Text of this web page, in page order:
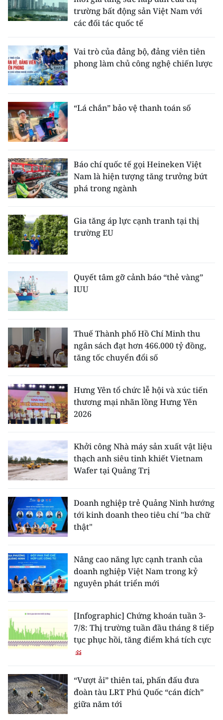
trường bất động sản Việt Nam với
các đối tác quốc tế
Vai trò của đảng bộ, đảng viên tiên
phong làm chủ công nghệ chiến lược
“Lá chắn” bảo vệ thanh toán số
Báo chí quốc tế gọi Heineken Việt
Nam là hiện tượng tăng trưởng bứt
phá trong ngành
Gia tăng áp lực cạnh tranh tại thị
trường EU
Quyết tâm gỡ cảnh báo “thẻ vàng”
IUU
Thuế Thành phố Hồ Chí Minh thu
ngân sách đạt hơn 466.000 tỷ đồng,
tăng tốc chuyển đổi số
Hưng Yên tổ chức lễ hội và xúc tiến
thương mại nhãn lồng Hưng Yên
2026
Khởi công Nhà máy sản xuất vật liệu
thạch anh siêu tinh khiết Vietnam
Wafer tại Quảng Trị
Doanh nghiệp trẻ Quảng Ninh hướng
tới kinh doanh theo tiêu chí "ba chữ
thật"
Nâng cao năng lực cạnh tranh của
doanh nghiệp Việt Nam trong kỷ
nguyên phát triển mới
[Infographic] Chứng khoán tuần 3-
7/8: Thị trường tuần đầu tháng 8 tiếp
tục phục hồi, tăng điểm khá tích cực
“Vượt ải” thiên tai, phấn đấu đưa
đoàn tàu LRT Phú Quốc “cán đích”
giữa năm tới